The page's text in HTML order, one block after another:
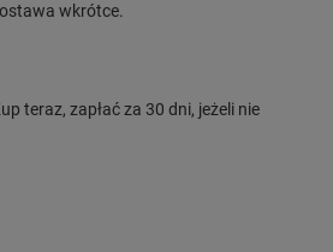
wkrótce
teraz, zapłać za 30 dni, jeżeli nie